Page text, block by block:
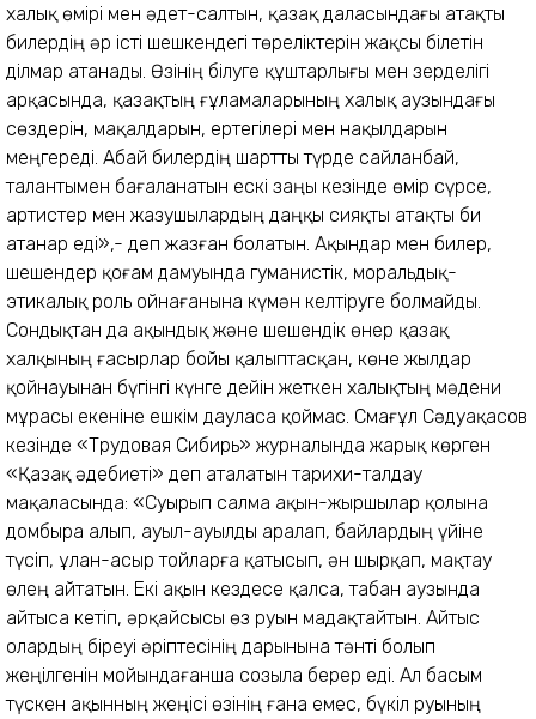
халық өмірі мен әдет-салтын, қазақ даласындағы атақты
билердің әр істі шешкендегі төреліктерін жақсы білетін
ділмар атанады. Өзінің білуге құштарлығы мен зерделігі
арқасында, қазақтың ғұламаларының халық аузындағы
сөздерін, мақалдарын, ертегілері мен нақылдарын
меңгереді. Абай билердің шартты түрде сайланбай,
талантымен бағаланатын ескі заңы кезінде өмір сүрсе,
артистер мен жазушылардың даңқы сияқты атақты би
атанар еді»,- деп жазған болатын. Ақындар мен билер,
шешендер қоғам дамуында гуманистік, моральдық-
этикалық роль ойнағанына күмән келтіруге болмайды.
Сондықтан да ақындық және шешендік өнер қазақ
халқының ғасырлар бойы қалыптасқан, көне жылдар
қойнауынан бүгінгі күнге дейін жеткен халықтың мәдени
мұрасы екеніне ешкім дауласа қоймас. Смағұл Сәдуақасов
кезінде «Трудовая Сибирь» журналында жарық көрген
«Қазақ әдебиеті» деп аталатын тарихи-талдау
мақаласында: «Суырып салма ақын-жыршылар қолына
домбыра алып, ауыл-ауылды аралап, байлардың үйіне
түсіп, ұлан-асыр тойларға қатысып, ән шырқап, мақтау
өлең айтатын. Екі ақын кездесе қалса, табан аузында
айтыса кетіп, әрқайсысы өз руын мадақтайтын. Айтыс
олардың біреуі әріптесінің дарынына тәнті болып
жеңілгенін мойындағанша созыла берер еді. Ал басым
түскен ақынның жеңісі өзінің ғана емес, бүкіл руының